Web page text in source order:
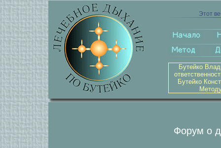
Этот
Бутейко
Бутейко
Форум о